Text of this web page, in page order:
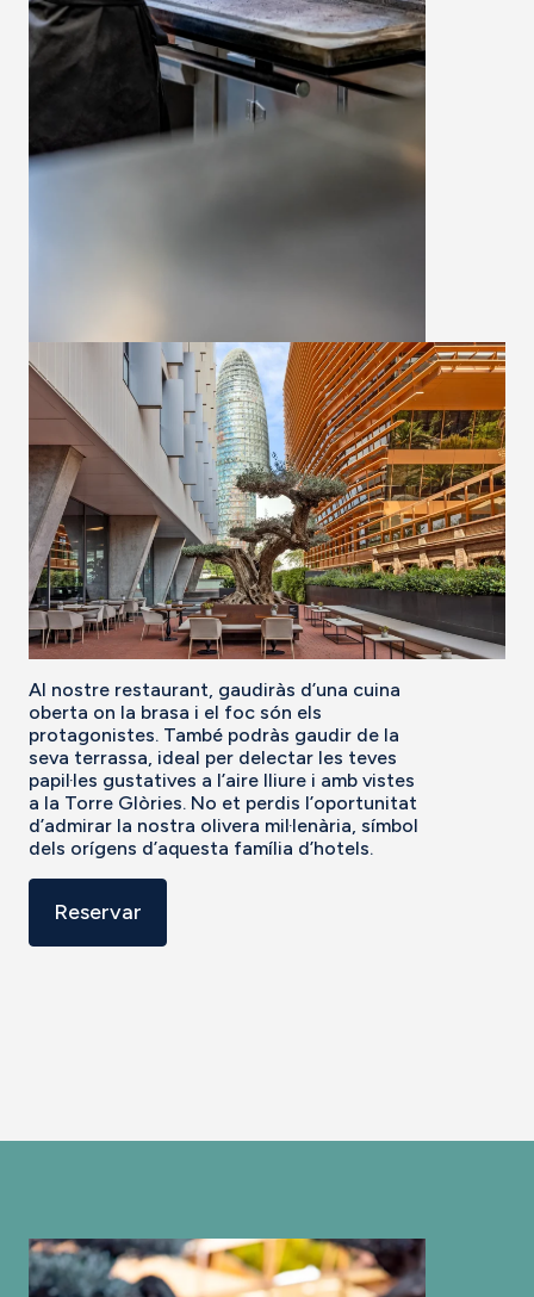
Al nostre restaurant, gaudiràs d’una cuina
oberta on la brasa i el foc són els
protagonistes. També podràs gaudir de la
seva terrassa, ideal per delectar les teves
papil·les gustatives a l’aire lliure i amb vistes
a la Torre Glòries. No et perdis l’oportunitat
d’admirar la nostra olivera mil·lenària, símbol
dels orígens d’aquesta família d’hotels.
Reservar